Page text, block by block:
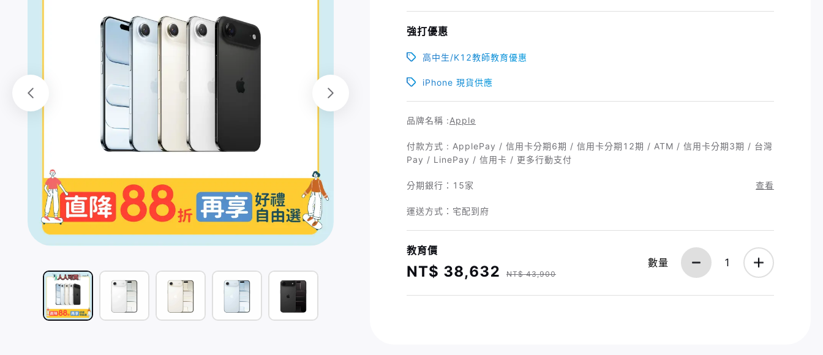
強打優惠
高中生/K12教師教育優惠
iPhone 現貨供應
品牌名稱 :Apple
付款方式 : ApplePay / 信用卡分期6期 / 信用卡分期12期 / ATM / 信用卡分期3期 / 台灣
Pay / LinePay / 信用卡 / 更多行動支付
分期銀行： 15家 查看
運送方式：宅配到府
教育價
NT$ 38,632 NT$ 43,900
數量 1